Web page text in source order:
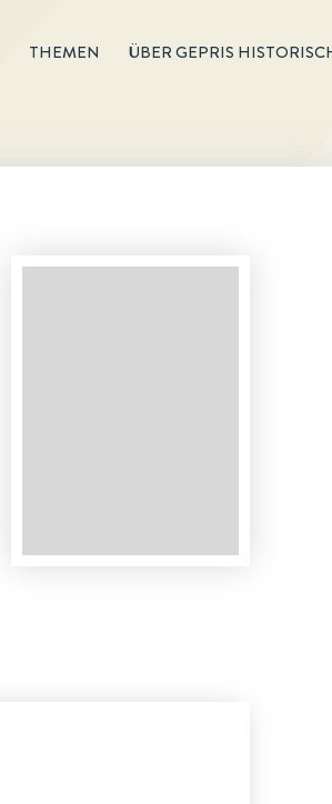
THEMEN ÜBER GEPRIS